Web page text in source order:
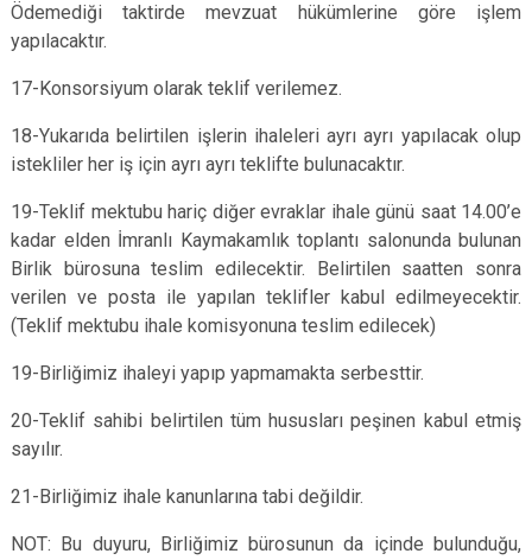
Ödemediği taktirde mevzuat hükümlerine göre işlem
yapılacaktır.
17-Konsorsiyum olarak teklif verilemez.
18-Yukarıda belirtilen işlerin ihaleleri ayrı ayrı yapılacak olup
istekliler her iş için ayrı ayrı teklifte bulunacaktır.
19-Teklif mektubu hariç diğer evraklar ihale günü saat 14.00’e
kadar elden İmranlı Kaymakamlık toplantı salonunda bulunan
Birlik bürosuna teslim edilecektir. Belirtilen saatten sonra
verilen ve posta ile yapılan teklifler kabul edilmeyecektir.
(Teklif mektubu ihale komisyonuna teslim edilecek)
19-Birliğimiz ihaleyi yapıp yapmamakta serbesttir.
20-Teklif sahibi belirtilen tüm hususları peşinen kabul etmiş
sayılır.
21-Birliğimiz ihale kanunlarına tabi değildir.
NOT: Bu duyuru, Birliğimiz bürosunun da içinde bulunduğu,